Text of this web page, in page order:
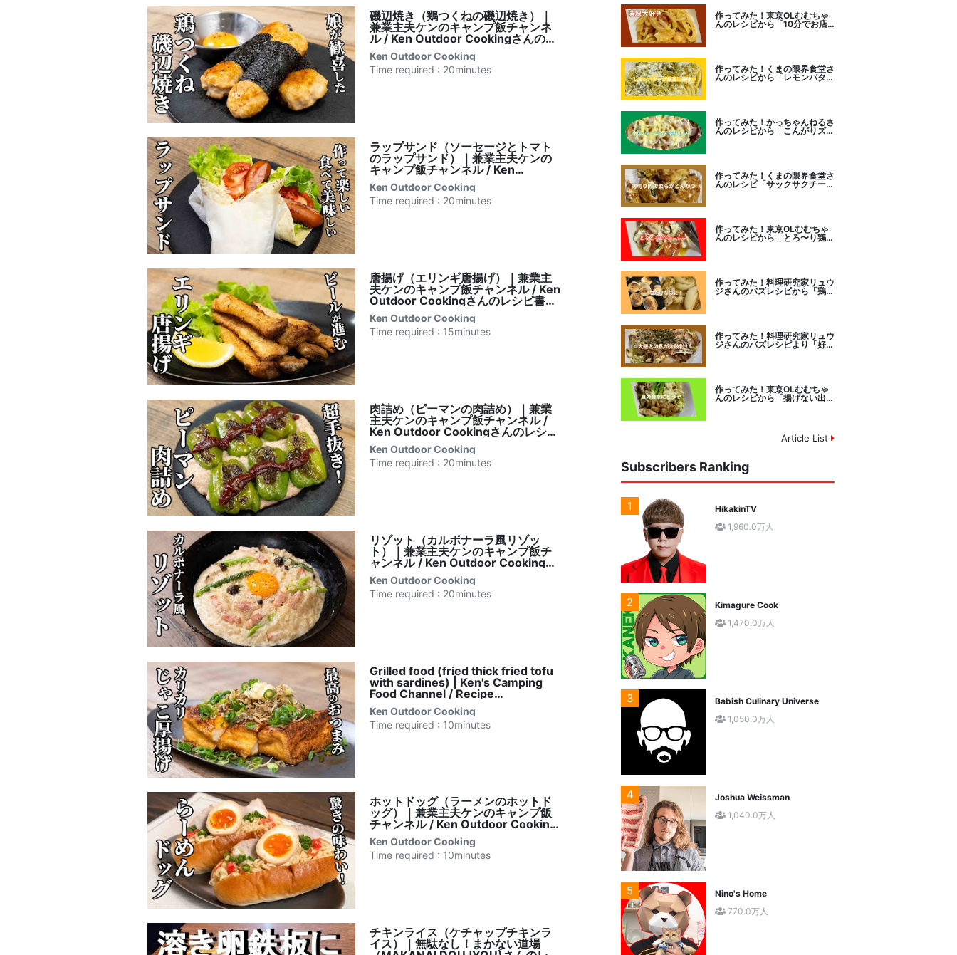
磯辺焼き（鶏つくねの磯辺焼き）｜
兼業主夫ケンのキャンプ飯チャンネ
ル / Ken Outdoor Cookingさんのレ
シピ書き起こし
Ken Outdoor Cooking
Time required : 20minutes
ラップサンド（ソーセージとトマト
のラップサンド）｜兼業主夫ケンの
キャンプ飯チャンネル / Ken
Outdoor Cookingさんのレシピ書き
起こし
Ken Outdoor Cooking
Time required : 20minutes
唐揚げ（エリンギ唐揚げ）｜兼業主
夫ケンのキャンプ飯チャンネル / Ken
Outdoor Cookingさんのレシピ書き
起こし
Ken Outdoor Cooking
Time required : 15minutes
肉詰め（ピーマンの肉詰め）｜兼業
主夫ケンのキャンプ飯チャンネル /
Ken Outdoor Cookingさんのレシピ
書き起こし
Ken Outdoor Cooking
Time required : 20minutes
リゾット（カルボナーラ風リゾッ
ト）｜兼業主夫ケンのキャンプ飯チ
ャンネル / Ken Outdoor Cookingさ
んのレシピ書き起こし
Ken Outdoor Cooking
Time required : 20minutes
Grilled food (fried thick fried tofu
with sardines) | Ken's Camping
Food Channel / Recipe
transcription by Ken Outdoor
Cooking
Ken Outdoor Cooking
Time required : 10minutes
ホットドッグ（ラーメンのホットド
ッグ）｜兼業主夫ケンのキャンプ飯
チャンネル / Ken Outdoor Cooking
さんのレシピ書き起こし
Ken Outdoor Cooking
Time required : 10minutes
チキンライス（ケチャップチキンラ
イス）｜無駄なし！まかない道場
作ってみた！東京OLむむちゃ
んのレシピから「10分でお店
作ってみた！くまの限界食堂さ
んのレシピから「レモンバター
作ってみた！かっちゃんねるさ
んのレシピから「こんがりズッ
作ってみた！くまの限界食堂さ
んのレシピ「サックサクチーズ
作ってみた！東京OLむむちゃ
んのレシピから「とろ〜り鶏む
作ってみた！料理研究家リュウ
ジさんのバズレシピから「鶏の
作ってみた！料理研究家リュウ
ジさんのバズレシピより「好み
作ってみた！東京OLむむちゃ
んのレシピから「揚げない出汁
Article List
Subscribers Ranking
1
HikakinTV
1,960.0万人
2
Kimagure Cook
1,470.0万人
3
Babish Culinary Universe
1,050.0万人
4
Joshua Weissman
1,040.0万人
5
Nino's Home
770.0万人